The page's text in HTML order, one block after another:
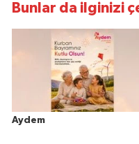
Bunlar da ilginizi
Aydem